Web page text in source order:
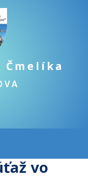
Čmelíka
vo